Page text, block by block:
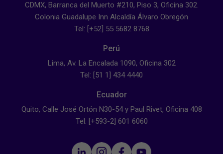
CDMX, Barranca del Muerto #210, Piso 3, Oficina 302.
Colonia Guadalupe Inn Alcaldía Álvaro Obregón
Tel: [+52] 55 5682 8768
Perú
Lima, Av. La Encalada 1090, Oficina 302
Tel: [51 1] 434 4440
Ecuador
Quito, Calle José Ortón N30-54 y Paul Rivet, Oficina 408
Tel: [+593-2] 601 6060